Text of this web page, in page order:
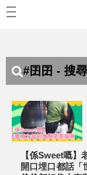
#囝囝 - 搜
【係Sweet嘅】
開口埋口都話「